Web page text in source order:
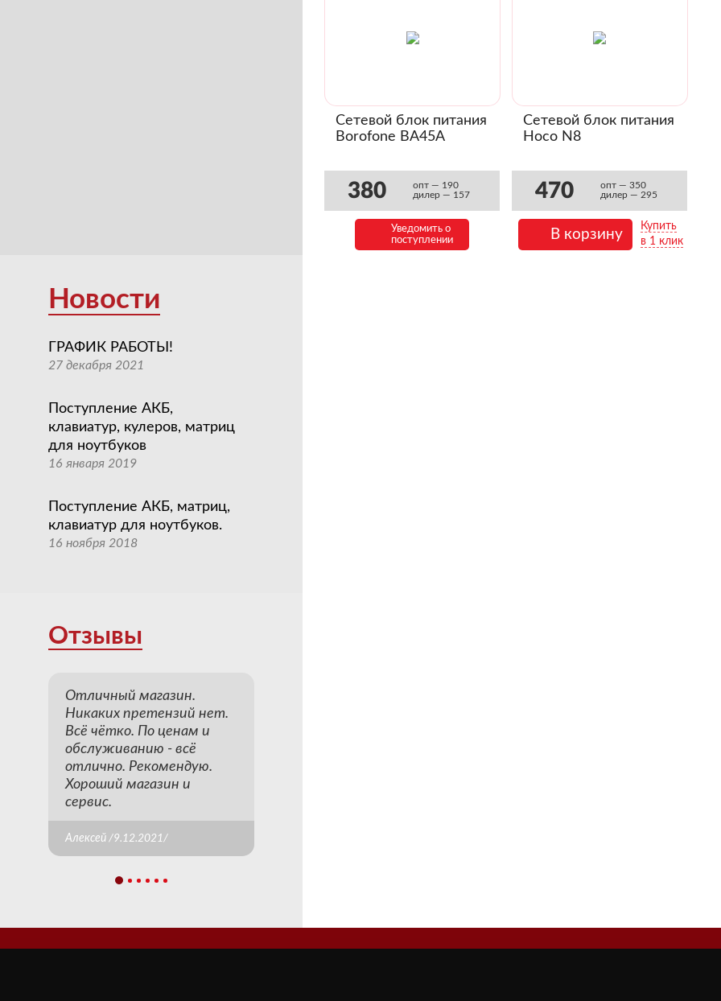
Новости
ГРАФИК РАБОТЫ!
27 декабря 2021
Поступление АКБ,
клавиатур, кулеров, матриц
для ноутбуков
16 января 2019
Поступление АКБ, матриц,
клавиатур для ноутбуков.
16 ноября 2018
Отзывы
Отличный магазин.
Никаких претензий нет.
Всё чётко. По ценам и
обслуживанию - всё
отлично. Рекомендую.
Хороший магазин и
сервис.
Алексей /9.12.2021/
Сетевой блок питания
Borofone BA45A
380
опт — 190
дилер — 157
Уведомить о
поступлении
Сетевой блок питания
Hoco N8
470
опт — 350
дилер — 295
В корзину
Купить
в 1 клик